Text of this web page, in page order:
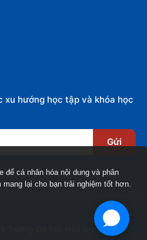
xu hướng học tập và khóa học
Gửi
Trường Đại học Hoa Sen.
để cá nhân hóa nội dung và phân
lại cho bạn trải nghiệm tốt hơn.